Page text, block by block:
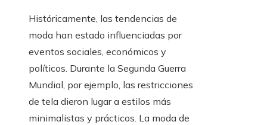
Históricamente, las tendencias de
moda han estado influenciadas por
eventos sociales, económicos y
políticos. Durante la Segunda Guerra
Mundial, por ejemplo, las restricciones
de tela dieron lugar a estilos más
minimalistas y prácticos. La moda de